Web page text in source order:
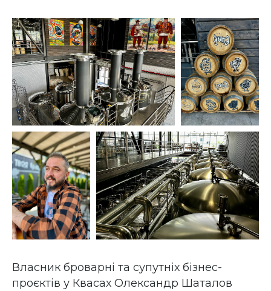
Власник броварні та супутніх бізнес-
проєктів у Квасах Олександр Шаталов